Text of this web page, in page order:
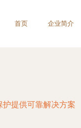
首页 企业简介
提供可靠解决方案